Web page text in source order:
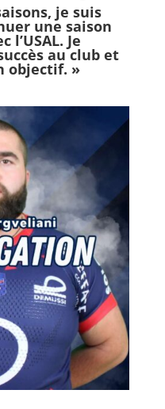
je suis
une saison
l’USAL. Je
au club et
objectif. »